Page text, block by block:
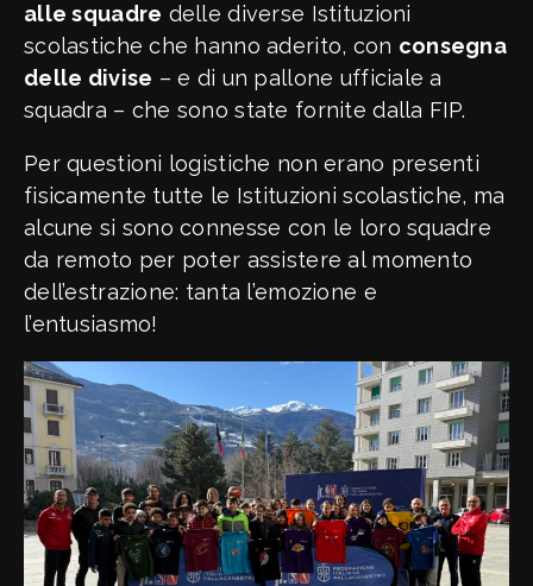
alle squadre delle diverse Istituzioni
scolastiche che hanno aderito, con consegna
delle divise – e di un pallone ufficiale a
squadra – che sono state fornite dalla FIP.
Per questioni logistiche non erano presenti
fisicamente tutte le Istituzioni scolastiche, ma
alcune si sono connesse con le loro squadre
da remoto per poter assistere al momento
dell’estrazione: tanta l’emozione e
l’entusiasmo!